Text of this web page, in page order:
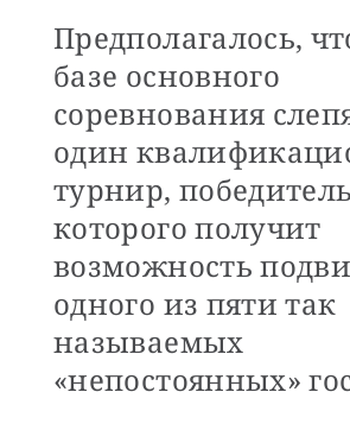
Предполагалось,
базе основного
соревнования
один
турнир, победитель
которого получит
возможность
одного из пяти так
называемых
«непостоянных»